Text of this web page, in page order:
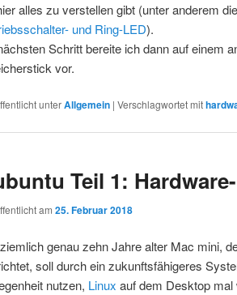
alles zu verstellen gibt (unter anderem die
und Ring-LED).
Schritt bereite ich dann auf einem
vor.
unterAllgemein | Verschlagwortet mit
Teil 1:
am 25. Februar 2018
genau zehn Jahre alter Mac mini,
soll durch ein zukunftsfähigeres
nutzen, Linux auf dem Desktop